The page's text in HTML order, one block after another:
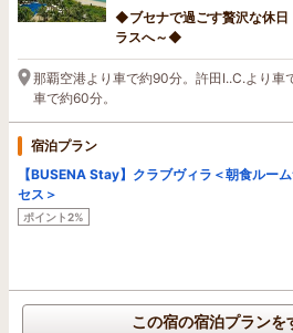
◆ブセナで過ごす贅沢な休
ラスへ～◆
那覇空港より車で約90分。許田I..C.より車
車で約60分。
宿泊プラン
【BUSENA Stay】クラブヴィラ＜朝食ルー
セス＞
ポイント2%
この宿の宿泊プランを